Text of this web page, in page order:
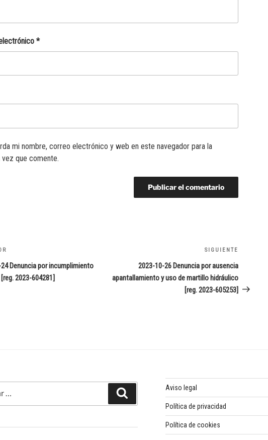
*
mi nombre, correo electrónico y web en este navegador para la
vez que comente.
Denuncia por incumplimiento
2023-604281]
entrada
SIGUIENTE
2023-10-26 Denuncia por ausencia
apantallamiento y uso de martillo hidráulico
[reg. 2023-605253]
Aviso legal
Política de privacidad
Política de cookies